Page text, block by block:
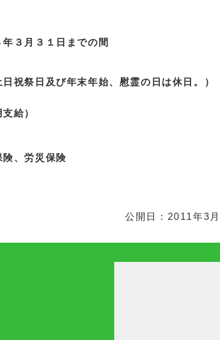
３月３１日までの間
祭日及び年末年始、慰霊の日は休日。）
給）
、労災保険
公開日：2011年3